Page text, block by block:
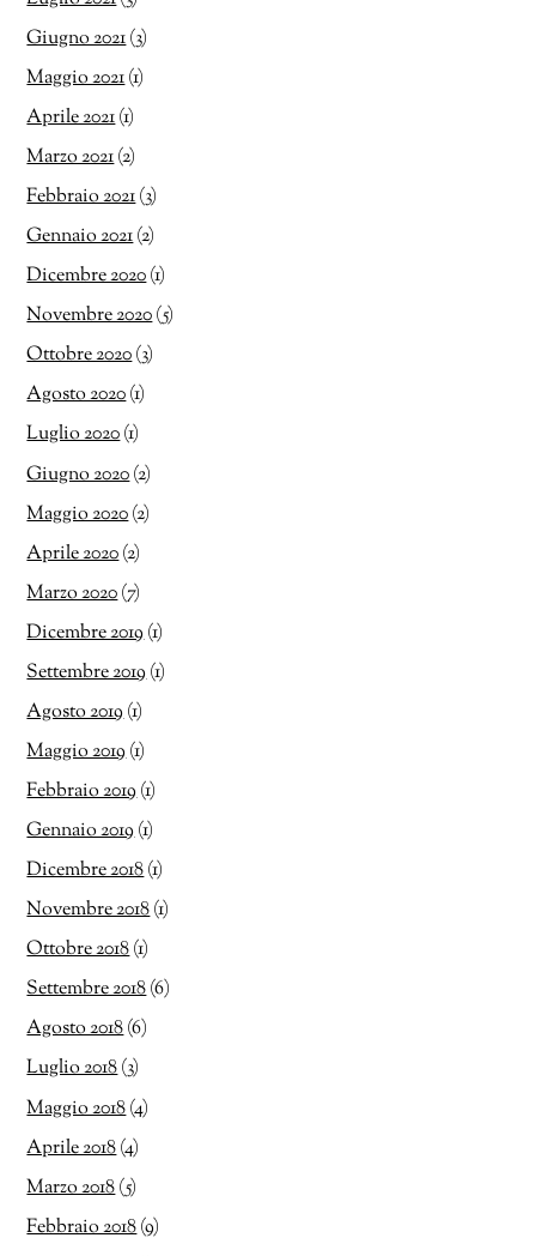
Giugno 2021(3)
Maggio 2021(1)
Aprile 2021(1)
Marzo 2021(2)
Febbraio 2021(3)
Gennaio 2021(2)
Dicembre 2020(1)
Novembre 2020(5)
Ottobre 2020(3)
Agosto 2020(1)
Luglio 2020(1)
Giugno 2020(2)
Maggio 2020(2)
Aprile 2020(2)
Marzo 2020(7)
Dicembre 2019(1)
Settembre 2019(1)
Agosto 2019(1)
Maggio 2019(1)
Febbraio 2019(1)
Gennaio 2019(1)
Dicembre 2018(1)
Novembre 2018(1)
Ottobre 2018(1)
Settembre 2018(6)
Agosto 2018(6)
Luglio 2018(3)
Maggio 2018(4)
Aprile 2018(4)
Marzo 2018(5)
Febbraio 2018(9)